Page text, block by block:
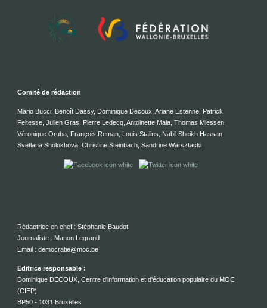
Comité de rédaction
Mario Bucci, Benoît Dassy, Dominique Decoux, Ariane Estenne, Patrick
Feltesse, Julien Gras, Pierre Ledecq, Antoinette Maia, Thomas Miessen,
Véronique Oruba, François Reman, Louis Stalins, Nabil Sheikh Hassan,
Svetlana Sholokhova, Christine Steinbach, Sandrine Warsztacki
Rédactrice en chef : Stéphanie Baudot
Journaliste : Manon Legrand
Email : democratie@moc.be
Editrice responsable :
Dominique DECOUX, Centre d'information et d'éducation populaire du MOC
(CIEP)
BP50 - 1031 Bruxelles